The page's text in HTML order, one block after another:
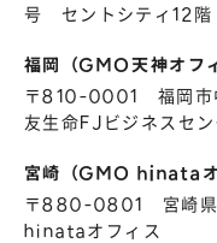
号 セントシティ12階
福岡（GMO天神オフ
〒810-0001 福岡市
友生命FJビジネスセ
宮崎（GMO hinataオ
〒880-0801 宮崎県
hinataオフィス